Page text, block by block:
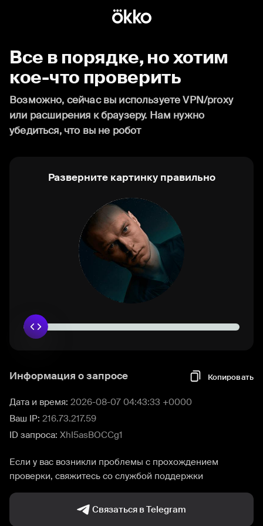
Все в порядке, но хотим
кое-что проверить
Возможно, сейчас вы используете VPN/proxy
или расширения к браузеру. Нам нужно
убедиться, что вы не робот
Разверните картинку правильно
Информация о запросе Копировать
Дата и время: 2026-08-07 04:43:33 +0000
Ваш IP: 216.73.217.59
ID запроса: XhI5asBOCCg1
Если у вас возникли проблемы с прохождением
проверки, свяжитесь со службой поддержки
Связаться в Telegram